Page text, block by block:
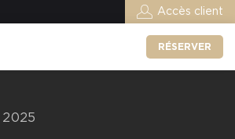
Accès client
RÉSERVER
2025